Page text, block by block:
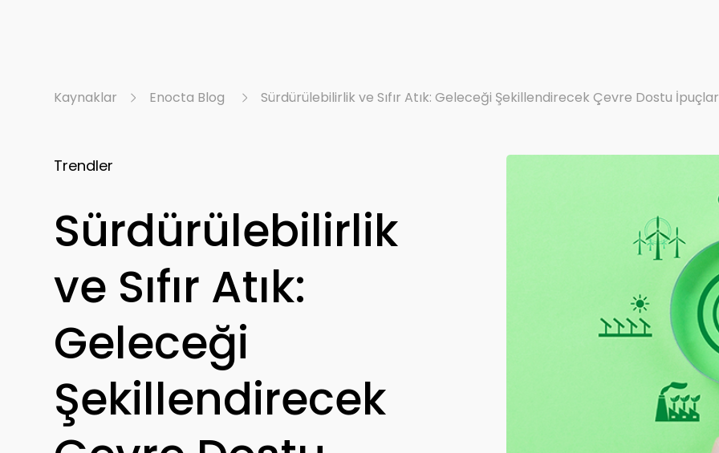
Kaynaklar Enocta Blog Sürdürülebilirlik ve Sıfır Atık: Geleceği Şekillendirecek Çevre Dostu
Trendler
Sürdürülebilirlik
ve Sıfır Atık:
Geleceği
Şekillendirecek